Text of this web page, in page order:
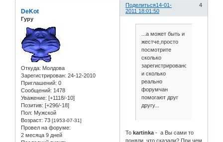
Поделиться 4
14-01-
2011 18:01:50
DeKot
Гуру
Откуда: Молдова
Зарегистрирован: 24-12-2010
Приглашений: 0
Сообщений: 1478
Уважение: [+1118/-10]
Позитив: [+296/-18]
Пол: Мужской
Возраст: 73 [1953-07-31]
Провел на форуме:
2 месяца 9 дней
...а может быть и
жестче,просто
посмотрите
сколько
зарегистрировано
и сколько
реально
форумчан
помогают друг
другу...
Tokartinka - а Вы сами то
поняли, что сказали? При чем